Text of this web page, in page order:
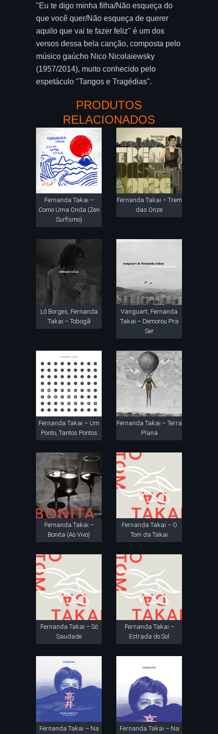
"Eu te digo minha filha/Não esqueça do
que você quer/Não esqueça de querer
aquilo que vai te fazer feliz" é um dos
versos dessa bela canção, composta pelo
músico gaúcho Nico Nicolaiewsky
(1957/2014), muito conhecido pelo
espetáculo "Tangos e Tragédias".
PRODUTOS
RELACIONADOS
Fernanda Takai –
Como Uma Onda (Zen
Surfismo)
Fernanda Takai – Trem
das Onze
Lô Borges, Fernanda
Takai – Tobogã
Vanguart, Fernanda
Takai – Demorou Pra
Ser
Fernanda Takai – Um
Ponto, Tantos Pontos
Fernanda Takai – Terra
Plana
Fernanda Takai –
Bonita (Ao Vivo)
Fernanda Takai – O
Tom da Takai
Fernanda Takai – Só
Saudade
Fernanda Takai –
Estrada do Sol
Fernanda Takai – Na
Fernanda Takai – Na